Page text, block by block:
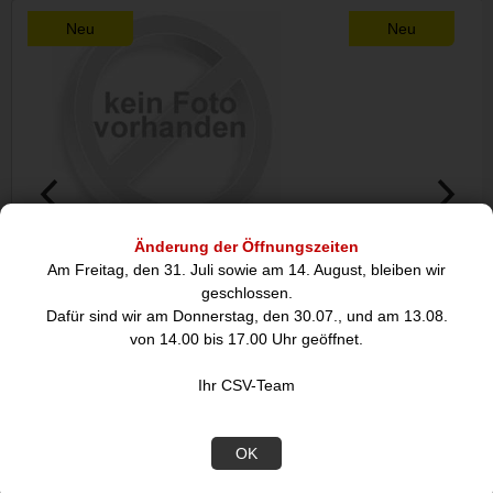
Änderung der Öffnungszeiten
Am Freitag, den 31. Juli sowie am 14. August, bleiben wir
geschlossen.
Dafür sind wir am Donnerstag, den 30.07., und am 13.08.
von 14.00 bis 17.00 Uhr geöffnet.
Ihr CSV-Team
OK
Neu
Noctua NF-A8 FLX, beige, braun,
24,23
Neu
CAPTIVA PC
DIESE ARTIKEL KÖNNTEN SIE